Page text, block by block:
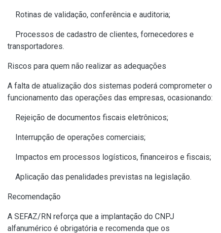
Rotinas de validação, conferência e auditoria;
Processos de cadastro de clientes, fornecedores e
transportadores.
Riscos para quem não realizar as adequações
A falta de atualização dos sistemas poderá comprometer o
funcionamento das operações das empresas, ocasionando:
Rejeição de documentos fiscais eletrônicos;
Interrupção de operações comerciais;
Impactos em processos logísticos, financeiros e fiscais;
Aplicação das penalidades previstas na legislação.
Recomendação
A SEFAZ/RN reforça que a implantação do CNPJ
alfanumérico é obrigatória e recomenda que os